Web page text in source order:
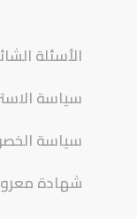
الأسئلة
سياسة
سياسة
شهادة